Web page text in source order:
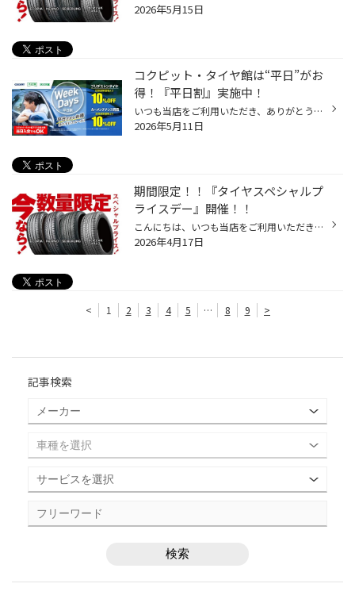
2026年5月15日
コクピット・タイヤ館は“平日”がお
得！『平日割』実施中！
いつも当店をご利用いただき、ありがとうございます。 コクピット・タイヤ館では、コクピット・タイヤ館アプリ会員の方限定で月曜日から金曜日の間、 タイヤやオイル、バッテリーなどのメンテナンスがお得に交換できる、 『平日割』を実施しております！！ 「平日割」のここがオススメ♪ 平日だと・...
2026年5月11日
期間限定！！『タイヤスペシャルプ
ライスデー』開催！！
こんにちは、いつも当店をご利用いただきましてありがとうございます。 4/17(金)～4/26(日)まで、コクピット・タイヤ館におきまして、 期間限定！ サイズ限定！！ 数量限定！！！ お得にお買い求めいただける、「タイヤスペシャルプライスデー」がスタートします！ お得なタイヤのご紹介！！ ワゴン...
2026年4月17日
< 1 2 3 4 5 … 8 9 >
記事検索